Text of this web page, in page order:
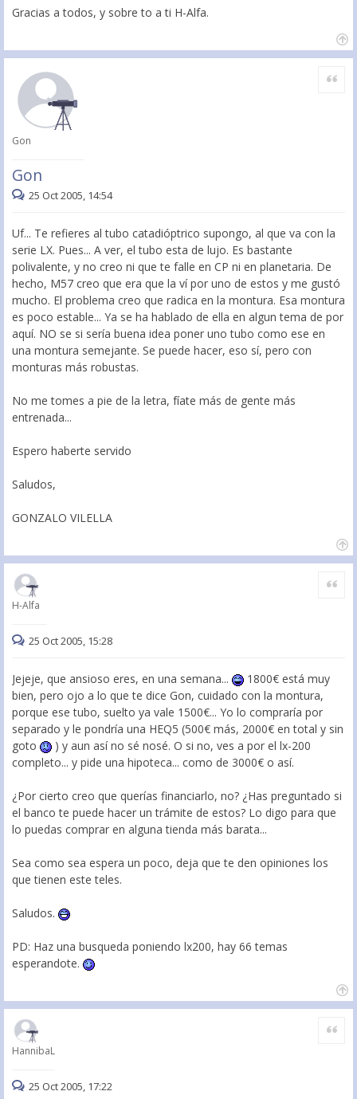
Gracias a todos, y sobre to a ti H-Alfa.
Gon
Gon
Citar
25 Oct 2005, 14:54
Uf... Te refieres al tubo catadióptrico supongo, al que va con la
serie LX. Pues... A ver, el tubo esta de lujo. Es bastante
polivalente, y no creo ni que te falle en CP ni en planetaria. De
hecho, M57 creo que era que la ví por uno de estos y me gustó
mucho. El problema creo que radica en la montura. Esa montura
es poco estable... Ya se ha hablado de ella en algun tema de por
aquí. NO se si sería buena idea poner uno tubo como ese en
una montura semejante. Se puede hacer, eso sí, pero con
monturas más robustas.
No me tomes a pie de la letra, fíate más de gente más
entrenada...
Espero haberte servido
Saludos,
GONZALO VILELLA
H-Alfa
Citar
25 Oct 2005, 15:28
Jejeje, que ansioso eres, en una semana...
1800€ está muy
bien, pero ojo a lo que te dice Gon, cuidado con la montura,
porque ese tubo, suelto ya vale 1500€... Yo lo compraría por
separado y le pondría una HEQ5 (500€ más, 2000€ en total y sin
goto
) y aun así no sé nosé. O si no, ves a por el lx-200
completo... y pide una hipoteca... como de 3000€ o así.
¿Por cierto creo que querías financiarlo, no? ¿Has preguntado si
el banco te puede hacer un trámite de estos? Lo digo para que
lo puedas comprar en alguna tienda más barata...
Sea como sea espera un poco, deja que te den opiniones los
que tienen este teles.
Saludos.
PD: Haz una busqueda poniendo lx200, hay 66 temas
esperandote.
HannibaL
Citar
25 Oct 2005, 17:22